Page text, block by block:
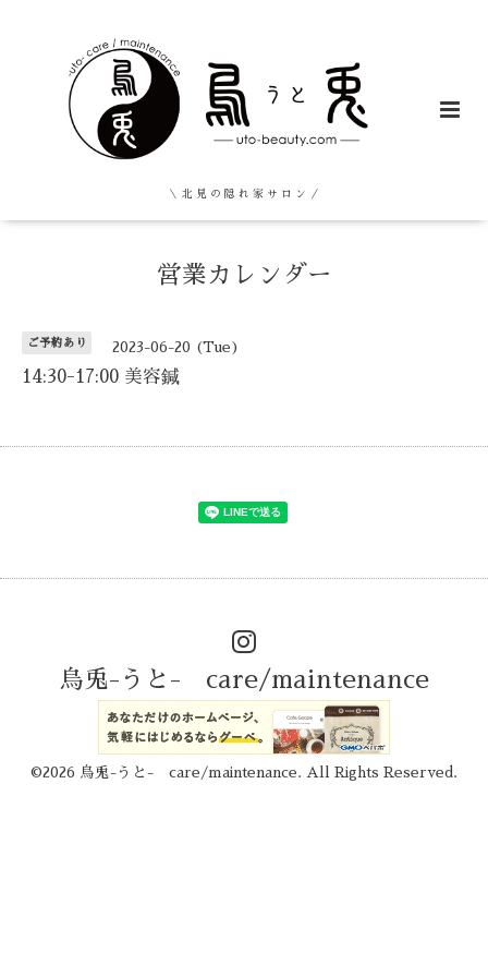
＼ 北 見 の 隠 れ 家 サ ロ ン ／
営業カレンダー
ご予約あり 2023-06-20 (Tue)
14:30-17:00 美容鍼
烏兎-うと- care/maintenance
©2026 烏兎-うと- care/maintenance . All Rights Reserved.